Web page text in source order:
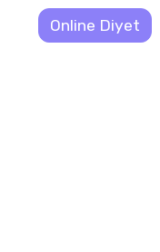
Online Diyet